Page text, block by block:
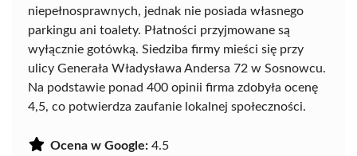
niepełnosprawnych, jednak nie posiada własnego
parkingu ani toalety. Płatności przyjmowane są
wyłącznie gotówką. Siedziba firmy mieści się przy
ulicy Generała Władysława Andersa 72 w Sosnowcu.
Na podstawie ponad 400 opinii firma zdobyła ocenę
4,5, co potwierdza zaufanie lokalnej społeczności.
Ocena w Google: 4.5